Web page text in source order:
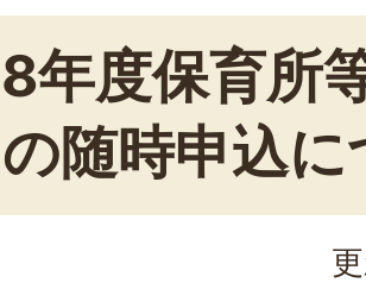
年度保育所
随時申込